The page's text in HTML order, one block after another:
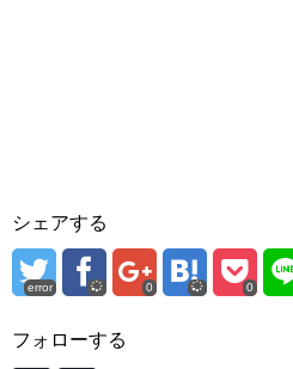
シェアする
error 0 0
フォローする